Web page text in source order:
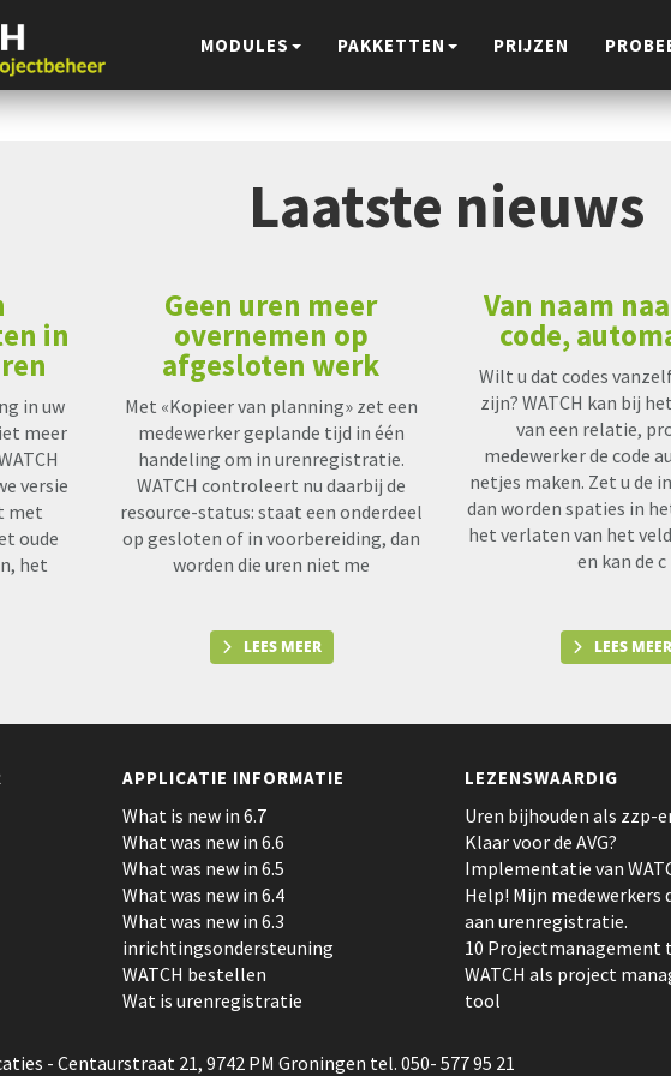
MODULES PAKKETTEN PRIJZEN
Laatste nieuws
in
in uw
meer
versie
met
oude
het
Geen uren meer
overnemen op
afgesloten werk
Met «Kopieer van planning» zet een
medewerker geplande tijd in één
handeling om in urenregistratie.
WATCH controleert nu daarbij de
resource-status: staat een onderdeel
op gesloten of in voorbereiding, dan
worden die uren niet me
LEES MEER
Van naam
code,
Wilt u dat codes
zijn? WATCH kan bij
van een relatie,
medewerker de code
netjes maken. Zet u de
dan worden spaties in
het verlaten van het
en kan de c
LEES MEER
APPLICATIE INFORMATIE
What is new in 6.7
What was new in 6.6
What was new in 6.5
What was new in 6.4
What was new in 6.3
inrichtingsondersteuning
WATCH bestellen
Wat is urenregistratie
LEZENSWAARDIG
Uren bijhouden als zzp-
Klaar voor de AVG?
Implementatie van
Help! Mijn medewerkers
aan urenregistratie.
10 Projectmanagement
WATCH als project
tool
- Centaurstraat 21, 9742 PM Groningen tel. 050- 577 95 21